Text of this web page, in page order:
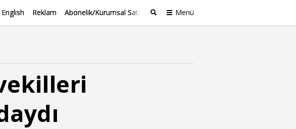
English Reklam Abonelik/Kurumsal Satış Menü